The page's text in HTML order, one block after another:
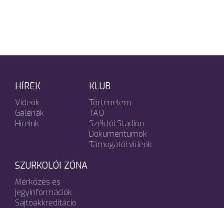
HÍREK
Videók
Galériák
Híreink
KLUB
Történelem
TAO
Széktói Stadion
Dokumentumok
Támogatói videók
SZURKOLÓI ZÓNA
Mérkőzés és
jegyinformációk
Sajtóakkreditáció